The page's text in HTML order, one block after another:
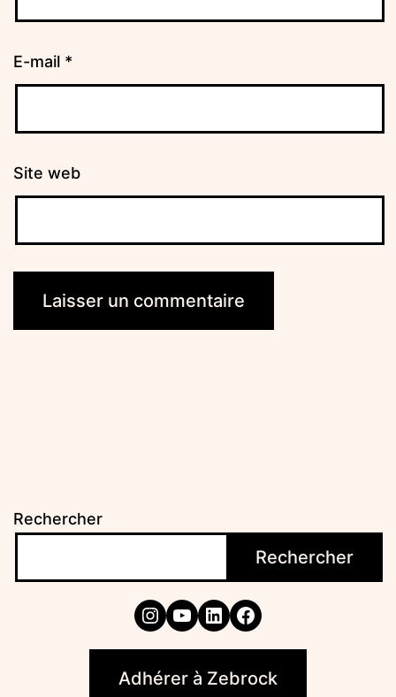
E-mail *
Site web
Rechercher
Rechercher
Instagram
YouTube
LinkedIn
Facebook
Adhérer à Zebrock